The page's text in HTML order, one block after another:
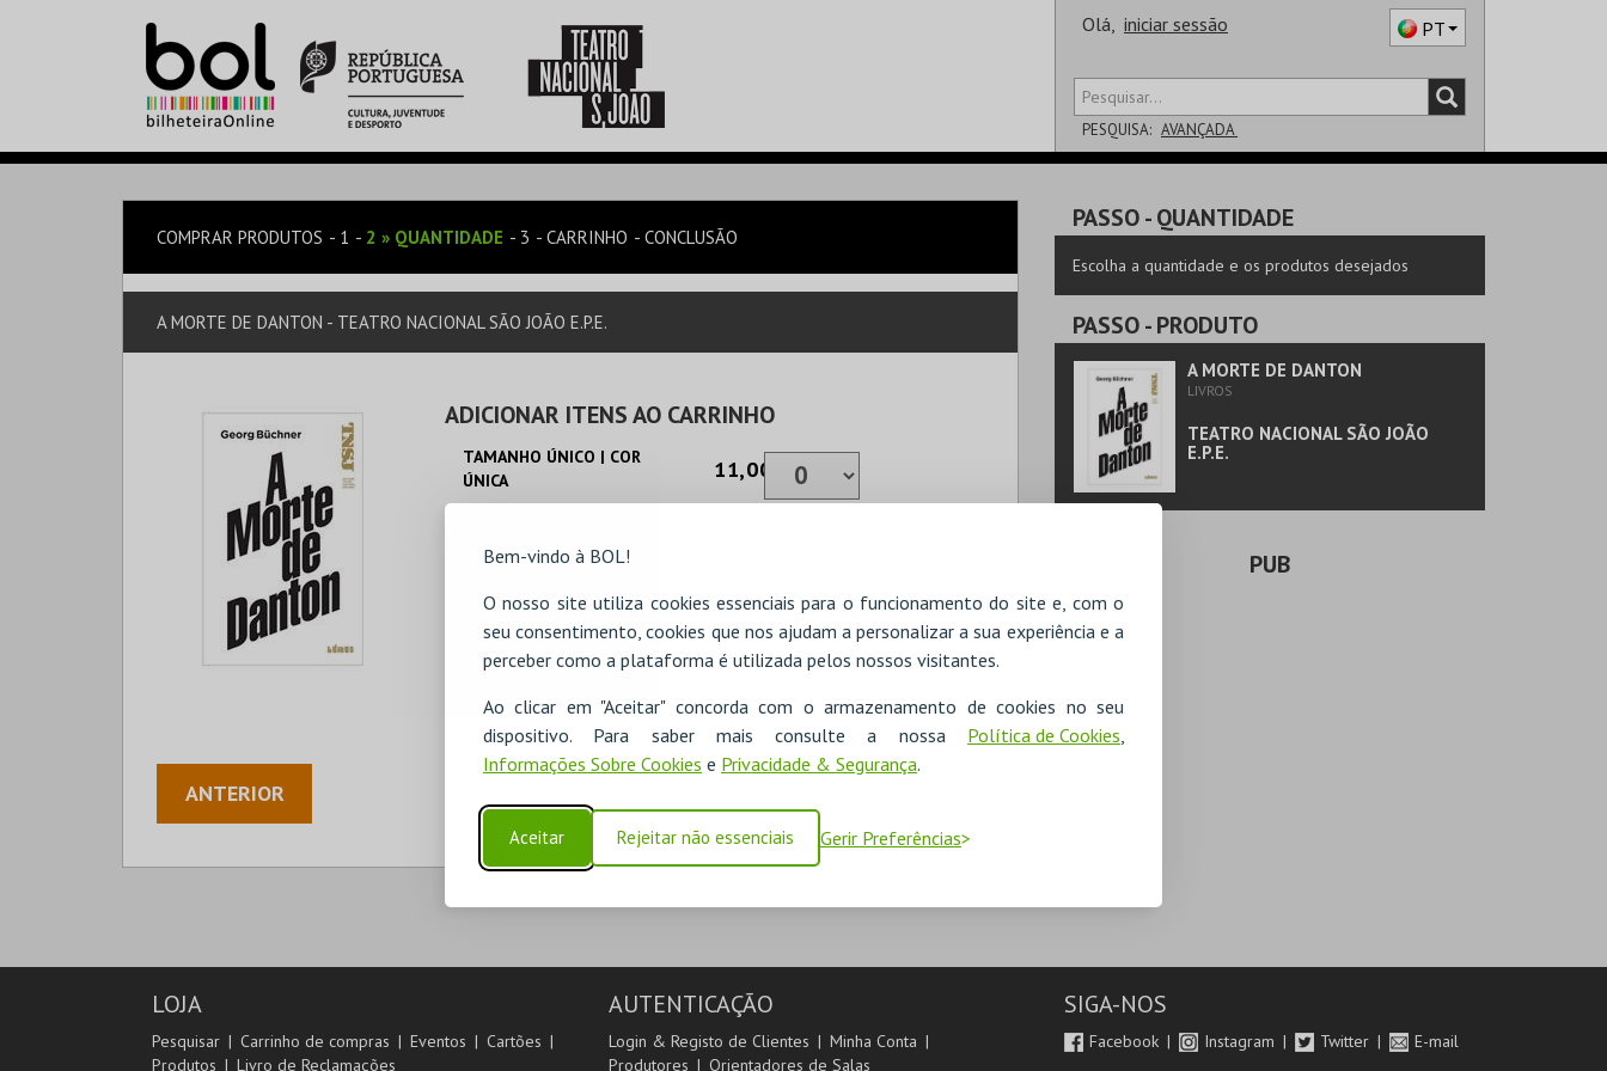
Bem-vindo à BOL!
O nosso site utiliza cookies essenciais para o funcionamento do site e, com o
seu consentimento, cookies que nos ajudam a personalizar a sua experiência e a
perceber como a plataforma é utilizada pelos nossos visitantes.
Ao clicar em "Aceitar" concorda com o armazenamento de cookies no seu
dispositivo. Para saber mais consulte a nossa Política de Cookies
Informações Sobre Cookies e Privacidade & Segurança.
Aceitar Rejeitar não essenciais Gerir Preferências
Olá, iniciar sessão PT
PESQUISA: AVANÇADA
COMPRAR PRODUTOS 1 2 » QUANTIDADE 3 CARRINHO CONCLUSÃO
A MORTE DE DANTON - TEATRO NACIONAL SÃO JOÃO E.P.E.
ADICIONAR ITENS AO CARRINHO
TAMANHO ÚNICO | COR
ÚNICA
11,00€
ADICIONAR
ANTERIOR
PASSO- QUANTIDADE
Escolha a quantidade e os produtos desejados
PASSO- PRODUTO
A MORTE DE DANTON
LIVROS
TEATRO NACIONAL SÃO JOÃO
E.P.E.
PUB
LOJA
Pesquisar Carrinho de compras Eventos
Cartões
Produtos
Livro de Reclamações
AUTENTICAÇÃO
Login & Registo de Clientes
Minha Conta
Produtores
Orientadores de Salas
SIGA-NOS
Facebook Instagram Twitter E-mail